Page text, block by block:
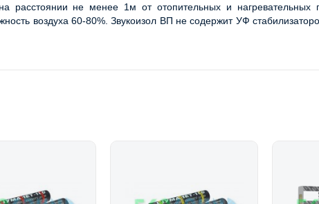
расстоянии не менее 1м от отопительных и нагревательных
воздуха 60-80%. Звукоизол ВП не содержит УФ